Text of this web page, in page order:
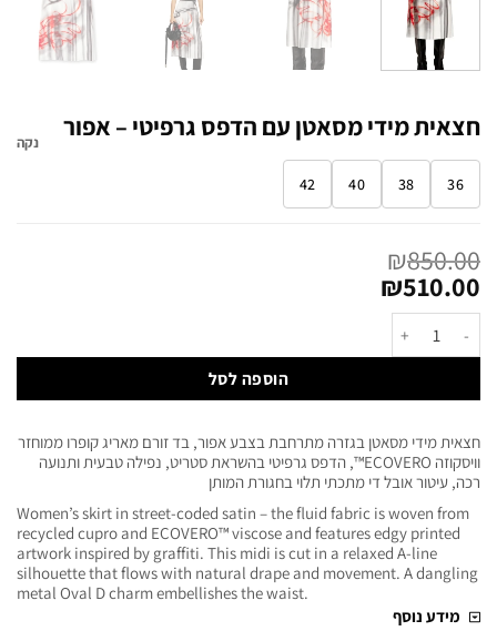
חצאית מידי מסאטן עם הדפס גרפיטי – אפור
36
38
40
42
נקה
₪850.00
₪510.00
הוספה לסל
חצאית מידי מסאטן בגזרה מתרחבת בצבע אפור, בד זורם מאריג קופרו ממוחזר
וויסקוזה ECOVERO™, הדפס גרפיטי בהשראת סטריט, נפילה טבעית ותנועה
רכה, עיטור אובל די מתכתי תלוי בחגורת המותן
Women’s skirt in street-coded satin – the fluid fabric is woven from
recycled cupro and ECOVERO™ viscose and features edgy printed
artwork inspired by graffiti. This midi is cut in a relaxed A-line
silhouette that flows with natural drape and movement. A dangling
metal Oval D charm embellishes the waist.
מידע נוסף